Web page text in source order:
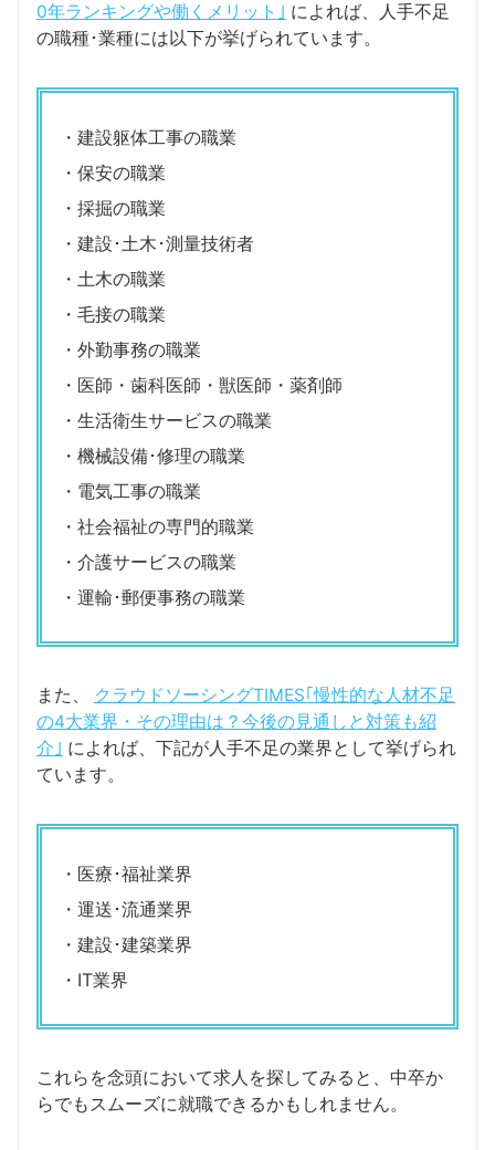
0年ランキングや働くメリット｣ によれば、人手不足
の職種･業種には以下が挙げられています。
・建設躯体工事の職業
・保安の職業
・採掘の職業
・建設･土木･測量技術者
・土木の職業
・毛接の職業
・外勤事務の職業
・医師・歯科医師・獣医師・薬剤師
・生活衛生サービスの職業
・機械設備･修理の職業
・電気工事の職業
・社会福祉の専門的職業
・介護サービスの職業
・運輸･郵便事務の職業
また、
クラウドソーシングTIMES｢慢性的な人材不足
の4大業界・その理由は？今後の見通しと対策も紹
介｣ によれば、下記が人手不足の業界として挙げられ
ています。
・医療･福祉業界
・運送･流通業界
・建設･建築業界
・IT業界
これらを念頭において求人を探してみると、中卒か
らでもスムーズに就職できるかもしれません。